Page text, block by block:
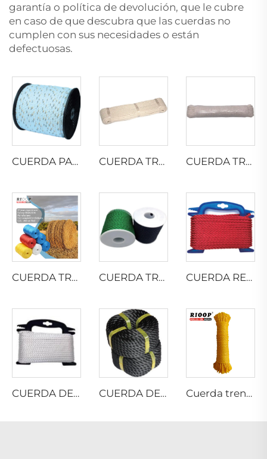
garantía o política de devolución, que le cubre
en caso de que descubra que las cuerdas no
cumplen con sus necesidades o están
defectuosas.
CUERDA PARA CAMIONES DE CALIFORNIA CUERDA TRENZADA DE ALGODÓN CUERDA TRENZADA DE ALGODÓN
CUERDA TRENZADA DE PELÍCULA DIVIDIDA DE PP CUERDA TRENZADA DE PE CUERDA RETORCIDA DE NYLON MULTIFILAMENTO
CUERDA DE POLIÉSTER MULTIFILAMENTO RETORCIDA CUERDA DE PP MULTIFILAMENTO RETORCIDA Cuerda trenzada hueca de 8 hilos de monofilamento PE